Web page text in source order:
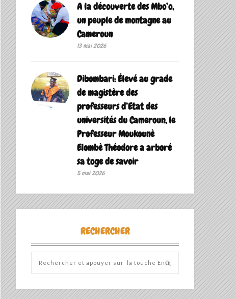
A la découverte des Mbo’o,
un peuple de montagne au
Cameroun
13 mai 2026
Dibombari: Élevé au grade
de magistère des
professeurs d’Etat des
universités du Cameroun, le
Professeur Moukounè
Elombè Théodore a arboré
sa toge de savoir ‎
5 mai 2026
RECHERCHER